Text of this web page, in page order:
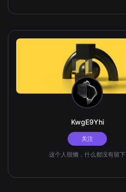
KwgE9Yhi
关注
这个人很懒，什么都没有留下